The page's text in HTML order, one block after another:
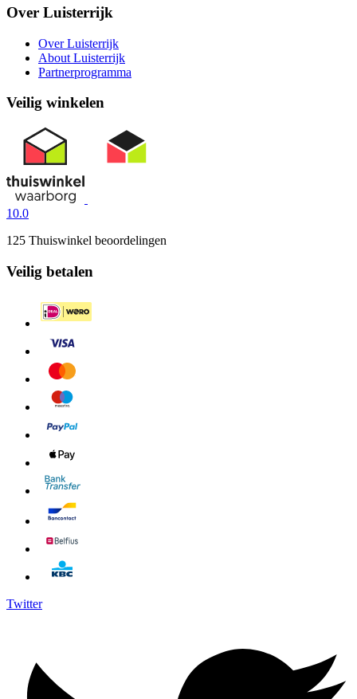
Over Luisterrijk
Over Luisterrijk
About Luisterrijk
Partnerprogramma
Veilig winkelen
10.0
125 Thuiswinkel beoordelingen
Veilig betalen
Twitter